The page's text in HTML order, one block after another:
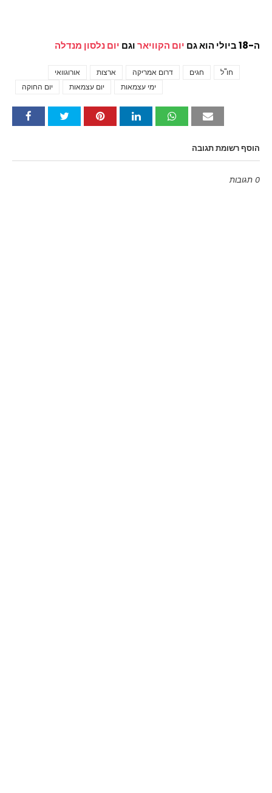
ה-18 ביולי הוא גם יום הקוויארוגם יום נלסון מנדלה
אורוגוואי ארצות דרום אמריקה חגים
חו"ל
יום החוקה
יום עצמאות ימי עצמאות
הוסף רשומת תגובה
0 תגובות